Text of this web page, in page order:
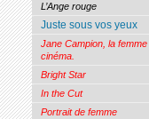
L’Ange rouge
Juste sous vos yeux
Jane Campion, la femme
cinéma.
Bright Star
In the Cut
Portrait de femme